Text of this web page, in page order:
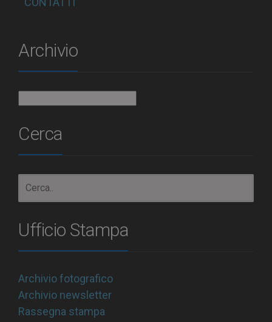
Archivio
Cerca
Ufficio Stampa
Archivio fotografico
Archivio newsletter
Rassegna stampa